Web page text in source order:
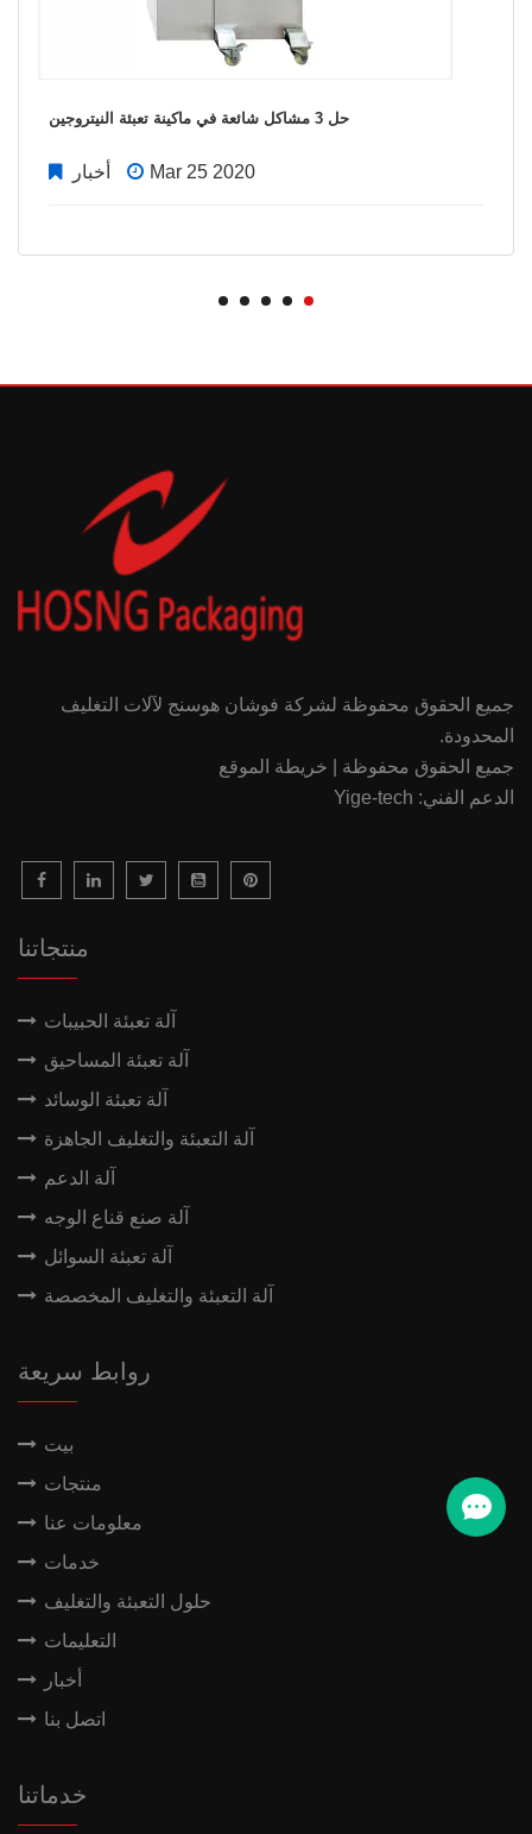
حل 3 مشاكل شائعة في ماكينة تعبئة النيتروجين
أخبار Mar 25 2020
جميع الحقوق محفوظة لشركة فوشان هوسنج لآلات التغليف
المحدودة.
جميع الحقوق محفوظة | خريطة الموقع
الدعم الفني: Yige-tech
منتجاتنا
آلة تعبئة الحبيبات
آلة تعبئة المساحيق
آلة تعبئة الوسائد
آلة التعبئة والتغليف الجاهزة
آلة الدعم
آلة صنع قناع الوجه
آلة تعبئة السوائل
آلة التعبئة والتغليف المخصصة
روابط سريعة
بيت
منتجات
معلومات عنا
خدمات
حلول التعبئة والتغليف
التعليمات
أخبار
اتصل بنا
خدماتنا